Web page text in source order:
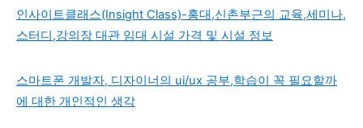
인사이트클래스(Insight Class)-홍대,신촌부근의 교육,세미나,
스터디,강의장 대관 임대 시설 가격 및 시설 정보
스마트폰 개발자, 디자이너의 ui/ux 공부,학습이 꼭 필요할까
에 대한 개인적인 생각